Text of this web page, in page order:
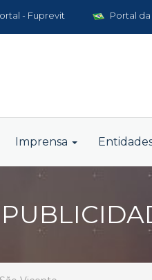
Portal
- Fuprevit
Imprensa